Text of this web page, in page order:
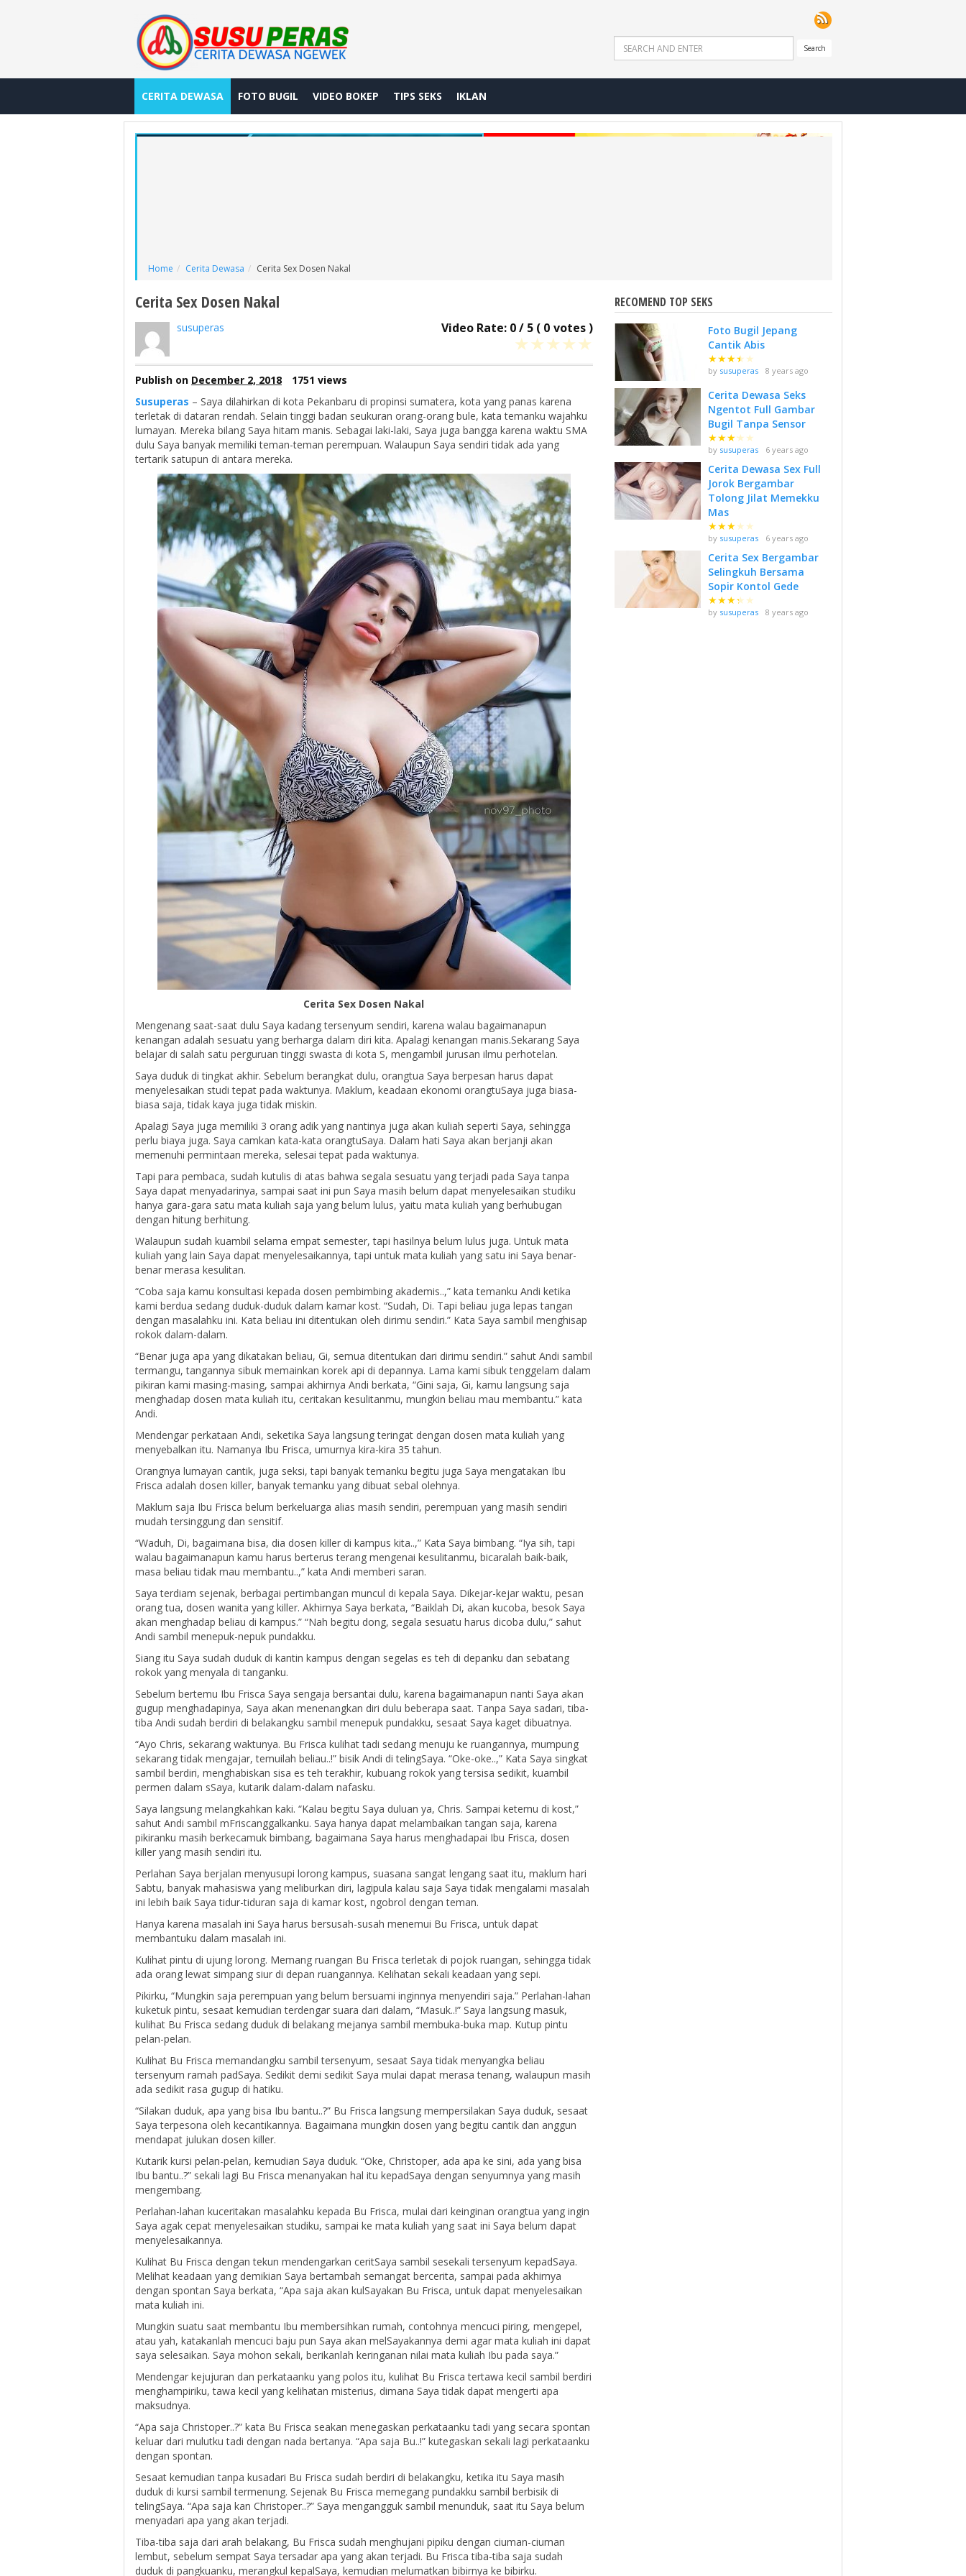
Search
CERITA DEWASA FOTO BUGIL VIDEO BOKEP TIPS SEKS IKLAN
Home Cerita Dewasa Cerita Sex Dosen Nakal
Cerita Sex Dosen Nakal
susuperas Video Rate: 0/ 5( 0 votes )
★★★★★
Publish on December 2, 2018
1751 views
Susuperas – Saya dilahirkan di kota Pekanbaru di propinsi sumatera, kota yang panas karena
terletak di dataran rendah. Selain tinggi badan seukuran orang-orang bule, kata temanku wajahku
lumayan. Mereka bilang Saya hitam manis. Sebagai laki-laki, Saya juga bangga karena waktu SMA
dulu Saya banyak memiliki teman-teman perempuan. Walaupun Saya sendiri tidak ada yang
tertarik satupun di antara mereka.
Cerita Sex Dosen Nakal
Mengenang saat-saat dulu Saya kadang tersenyum sendiri, karena walau bagaimanapun
kenangan adalah sesuatu yang berharga dalam diri kita. Apalagi kenangan manis.Sekarang Saya
belajar di salah satu perguruan tinggi swasta di kota S, mengambil jurusan ilmu perhotelan.
Saya duduk di tingkat akhir. Sebelum berangkat dulu, orangtua Saya berpesan harus dapat
menyelesaikan studi tepat pada waktunya. Maklum, keadaan ekonomi orangtuSaya juga biasa-
biasa saja, tidak kaya juga tidak miskin.
Apalagi Saya juga memiliki 3 orang adik yang nantinya juga akan kuliah seperti Saya, sehingga
perlu biaya juga. Saya camkan kata-kata orangtuSaya. Dalam hati Saya akan berjanji akan
memenuhi permintaan mereka, selesai tepat pada waktunya.
Tapi para pembaca, sudah kutulis di atas bahwa segala sesuatu yang terjadi pada Saya tanpa
Saya dapat menyadarinya, sampai saat ini pun Saya masih belum dapat menyelesaikan studiku
hanya gara-gara satu mata kuliah saja yang belum lulus, yaitu mata kuliah yang berhubugan
dengan hitung berhitung.
Walaupun sudah kuambil selama empat semester, tapi hasilnya belum lulus juga. Untuk mata
kuliah yang lain Saya dapat menyelesaikannya, tapi untuk mata kuliah yang satu ini Saya benar-
benar merasa kesulitan.
“Coba saja kamu konsultasi kepada dosen pembimbing akademis..,” kata temanku Andi ketika
kami berdua sedang duduk-duduk dalam kamar kost. “Sudah, Di. Tapi beliau juga lepas tangan
dengan masalahku ini. Kata beliau ini ditentukan oleh dirimu sendiri.” Kata Saya sambil menghisap
rokok dalam-dalam.
“Benar juga apa yang dikatakan beliau, Gi, semua ditentukan dari dirimu sendiri.” sahut Andi sambil
termangu, tangannya sibuk memainkan korek api di depannya. Lama kami sibuk tenggelam dalam
pikiran kami masing-masing, sampai akhirnya Andi berkata, “Gini saja, Gi, kamu langsung saja
menghadap dosen mata kuliah itu, ceritakan kesulitanmu, mungkin beliau mau membantu.” kata
Andi.
Mendengar perkataan Andi, seketika Saya langsung teringat dengan dosen mata kuliah yang
menyebalkan itu. Namanya Ibu Frisca, umurnya kira-kira 35 tahun.
Orangnya lumayan cantik, juga seksi, tapi banyak temanku begitu juga Saya mengatakan Ibu
Frisca adalah dosen killer, banyak temanku yang dibuat sebal olehnya.
Maklum saja Ibu Frisca belum berkeluarga alias masih sendiri, perempuan yang masih sendiri
mudah tersinggung dan sensitif.
“Waduh, Di, bagaimana bisa, dia dosen killer di kampus kita..,” Kata Saya bimbang. “Iya sih, tapi
walau bagaimanapun kamu harus berterus terang mengenai kesulitanmu, bicaralah baik-baik,
masa beliau tidak mau membantu..,” kata Andi memberi saran.
Saya terdiam sejenak, berbagai pertimbangan muncul di kepala Saya. Dikejar-kejar waktu, pesan
orang tua, dosen wanita yang killer. Akhirnya Saya berkata, “Baiklah Di, akan kucoba, besok Saya
akan menghadap beliau di kampus.” “Nah begitu dong, segala sesuatu harus dicoba dulu,” sahut
Andi sambil menepuk-nepuk pundakku.
Siang itu Saya sudah duduk di kantin kampus dengan segelas es teh di depanku dan sebatang
rokok yang menyala di tanganku.
Sebelum bertemu Ibu Frisca Saya sengaja bersantai dulu, karena bagaimanapun nanti Saya akan
gugup menghadapinya, Saya akan menenangkan diri dulu beberapa saat. Tanpa Saya sadari, tiba-
tiba Andi sudah berdiri di belakangku sambil menepuk pundakku, sesaat Saya kaget dibuatnya.
“Ayo Chris, sekarang waktunya. Bu Frisca kulihat tadi sedang menuju ke ruangannya, mumpung
sekarang tidak mengajar, temuilah beliau..!” bisik Andi di telingSaya. “Oke-oke..,” Kata Saya singkat
sambil berdiri, menghabiskan sisa es teh terakhir, kubuang rokok yang tersisa sedikit, kuambil
permen dalam sSaya, kutarik dalam-dalam nafasku.
Saya langsung melangkahkan kaki. “Kalau begitu Saya duluan ya, Chris. Sampai ketemu di kost,”
sahut Andi sambil mFriscanggalkanku. Saya hanya dapat melambaikan tangan saja, karena
pikiranku masih berkecamuk bimbang, bagaimana Saya harus menghadapai Ibu Frisca, dosen
killer yang masih sendiri itu.
Perlahan Saya berjalan menyusupi lorong kampus, suasana sangat lengang saat itu, maklum hari
Sabtu, banyak mahasiswa yang meliburkan diri, lagipula kalau saja Saya tidak mengalami masalah
ini lebih baik Saya tidur-tiduran saja di kamar kost, ngobrol dengan teman.
Hanya karena masalah ini Saya harus bersusah-susah menemui Bu Frisca, untuk dapat
membantuku dalam masalah ini.
Kulihat pintu di ujung lorong. Memang ruangan Bu Frisca terletak di pojok ruangan, sehingga tidak
ada orang lewat simpang siur di depan ruangannya. Kelihatan sekali keadaan yang sepi.
Pikirku, “Mungkin saja perempuan yang belum bersuami inginnya menyendiri saja.” Perlahan-lahan
kuketuk pintu, sesaat kemudian terdengar suara dari dalam, “Masuk..!” Saya langsung masuk,
kulihat Bu Frisca sedang duduk di belakang mejanya sambil membuka-buka map. Kutup pintu
pelan-pelan.
Kulihat Bu Frisca memandangku sambil tersenyum, sesaat Saya tidak menyangka beliau
tersenyum ramah padSaya. Sedikit demi sedikit Saya mulai dapat merasa tenang, walaupun masih
ada sedikit rasa gugup di hatiku.
“Silakan duduk, apa yang bisa Ibu bantu..?” Bu Frisca langsung mempersilakan Saya duduk, sesaat
Saya terpesona oleh kecantikannya. Bagaimana mungkin dosen yang begitu cantik dan anggun
mendapat julukan dosen killer.
Kutarik kursi pelan-pelan, kemudian Saya duduk. “Oke, Christoper, ada apa ke sini, ada yang bisa
Ibu bantu..?” sekali lagi Bu Frisca menanyakan hal itu kepadSaya dengan senyumnya yang masih
mengembang.
Perlahan-lahan kuceritakan masalahku kepada Bu Frisca, mulai dari keinginan orangtua yang ingin
Saya agak cepat menyelesaikan studiku, sampai ke mata kuliah yang saat ini Saya belum dapat
menyelesaikannya.
Kulihat Bu Frisca dengan tekun mendengarkan ceritSaya sambil sesekali tersenyum kepadSaya.
Melihat keadaan yang demikian Saya bertambah semangat bercerita, sampai pada akhirnya
dengan spontan Saya berkata, “Apa saja akan kulSayakan Bu Frisca, untuk dapat menyelesaikan
mata kuliah ini.
Mungkin suatu saat membantu Ibu membersihkan rumah, contohnya mencuci piring, mengepel,
atau yah, katakanlah mencuci baju pun Saya akan melSayakannya demi agar mata kuliah ini dapat
saya selesaikan. Saya mohon sekali, berikanlah keringanan nilai mata kuliah Ibu pada saya.”
Mendengar kejujuran dan perkataanku yang polos itu, kulihat Bu Frisca tertawa kecil sambil berdiri
menghampiriku, tawa kecil yang kelihatan misterius, dimana Saya tidak dapat mengerti apa
maksudnya.
“Apa saja Christoper..?” kata Bu Frisca seakan menegaskan perkataanku tadi yang secara spontan
keluar dari mulutku tadi dengan nada bertanya. “Apa saja Bu..!” kutegaskan sekali lagi perkataanku
dengan spontan.
Sesaat kemudian tanpa kusadari Bu Frisca sudah berdiri di belakangku, ketika itu Saya masih
duduk di kursi sambil termenung. Sejenak Bu Frisca memegang pundakku sambil berbisik di
telingSaya. “Apa saja kan Christoper..?” Saya mengangguk sambil menunduk, saat itu Saya belum
menyadari apa yang akan terjadi.
Tiba-tiba saja dari arah belakang, Bu Frisca sudah menghujani pipiku dengan ciuman-ciuman
lembut, sebelum sempat Saya tersadar apa yang akan terjadi. Bu Frisca tiba-tiba saja sudah
duduk di pangkuanku, merangkul kepalSaya, kemudian melumatkan bibirnya ke bibirku.
RECOMEND TOP SEKS
Foto Bugil Jepang
Cantik Abis
★★★★ ★
by susuperas 8 years ago
Cerita Dewasa Seks
Ngentot Full Gambar
Bugil Tanpa Sensor
★★★★ ★
by susuperas 6 years ago
Cerita Dewasa Sex Full
Jorok Bergambar
Tolong Jilat Memekku
Mas
★★★★ ★
by susuperas 6 years ago
Cerita Sex Bergambar
Selingkuh Bersama
Sopir Kontol Gede
★★★★ ★
by susuperas 8 years ago